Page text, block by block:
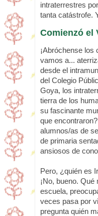
intraterrestres
tanta catástrofe.
Comienzó el
¡Abróchense los
vamos a...
desde el
del Colegio
Goya, los
tierra de los
su fascinante
que
alumnos/as de
de primaria
ansiosos de
Pero, ¿quién es
¡No, bueno.
escuela,
veces pasa por
pregunta quién